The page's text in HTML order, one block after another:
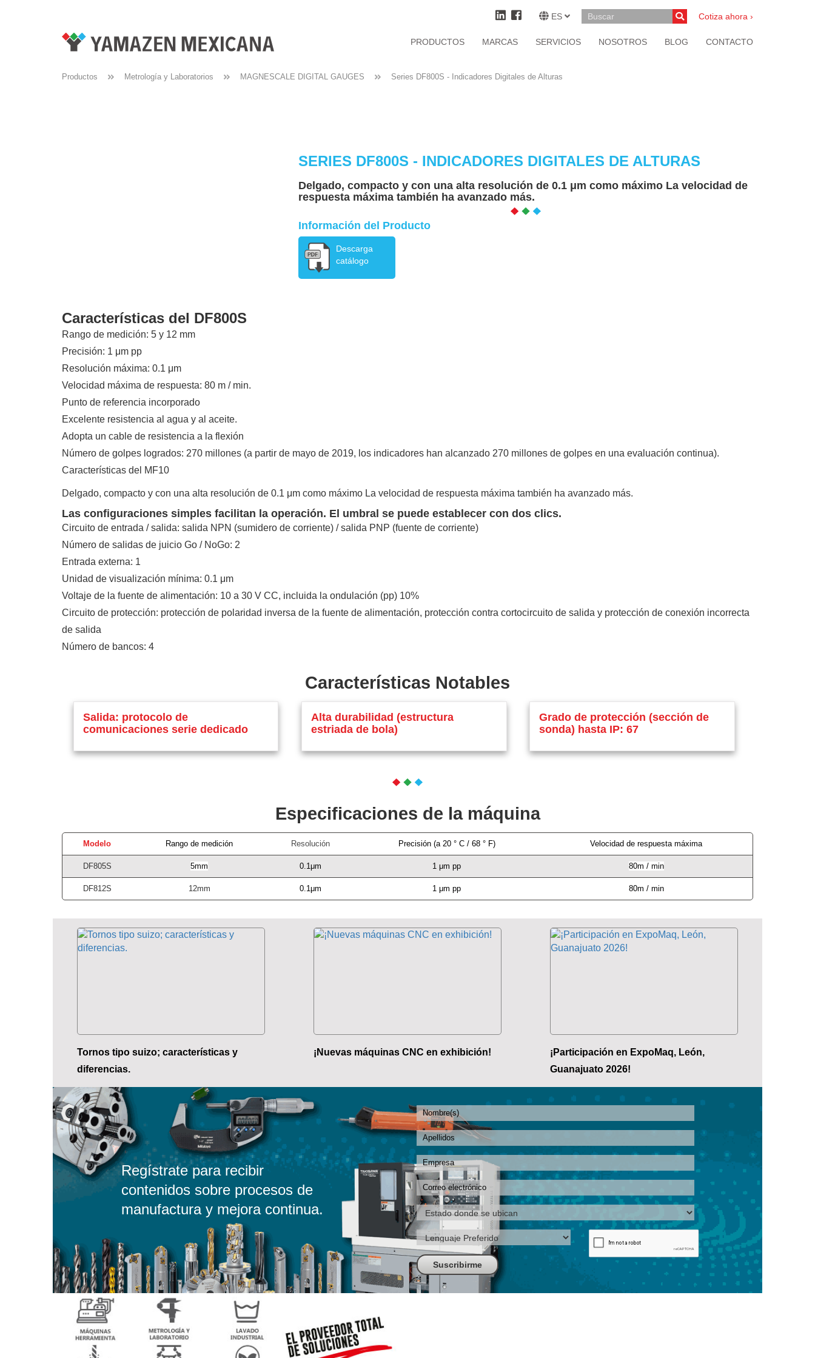
ES Cotiza ahora ›
PRODUCTOS MARCAS SERVICIOS NOSOTROS BLOG CONTACTO
Productos Metrología y Laboratorios MAGNESCALE DIGITAL GAUGES Series DF800S - Indicadores Digitales de Alturas
SERIES DF800S - INDICADORES DIGITALES DE ALTURAS
Delgado, compacto y con una alta resolución de 0.1 μm como máximo La velocidad de
respuesta máxima también ha avanzado más.
Información del Producto
Descarga
catálogo
Características del DF800S
Rango de medición: 5 y 12 mm
Precisión: 1 μm pp
Resolución máxima: 0.1 μm
Velocidad máxima de respuesta: 80 m / min.
Punto de referencia incorporado
Excelente resistencia al agua y al aceite.
Adopta un cable de resistencia a la flexión
Número de golpes logrados: 270 millones (a partir de mayo de 2019, los indicadores han alcanzado 270 millones de golpes en una evaluación continua).
Características del MF10
Delgado, compacto y con una alta resolución de 0.1 μm como máximo La velocidad de respuesta máxima también ha avanzado más.
Las configuraciones simples facilitan la operación. El umbral se puede establecer con dos clics.
Circuito de entrada / salida: salida NPN (sumidero de corriente) / salida PNP (fuente de corriente)
Número de salidas de juicio Go / NoGo: 2
Entrada externa: 1
Unidad de visualización mínima: 0.1 μm
Voltaje de la fuente de alimentación: 10 a 30 V CC, incluida la ondulación (pp) 10%
Circuito de protección: protección de polaridad inversa de la fuente de alimentación, protección contra cortocircuito de salida y protección de conexión incorrecta
de salida
Número de bancos: 4
Características Notables
Salida: protocolo de
comunicaciones serie dedicado
Alta durabilidad (estructura
estriada de bola)
Grado de protección (sección de
sonda) hasta IP: 67
Especificaciones de la máquina
Modelo Rango de medición Resolución Precisión (a 20 ° C / 68 ° F) Velocidad de respuesta máxima
DF805S 5mm 0.1μm 1 μm pp 80m / min
DF812S 12mm 0.1μm 1 μm pp 80m / min
Tornos tipo suizo; características y
diferencias.
¡Nuevas máquinas CNC en exhibición!
¡Participación en ExpoMaq, León,
Guanajuato 2026!
Regístrate para recibir
contenidos sobre procesos de
manufactura y mejora continua.